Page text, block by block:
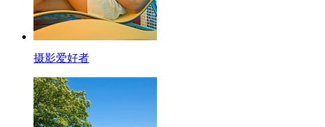
摄影爱好者